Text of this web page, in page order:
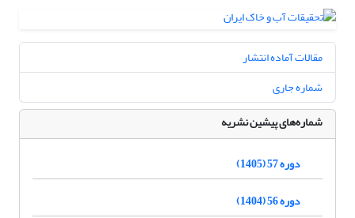
مقالات آماده انتشار
شماره جاری
شماره‌های پیشین نشریه
دوره 57 (1405)
دوره 56 (1404)